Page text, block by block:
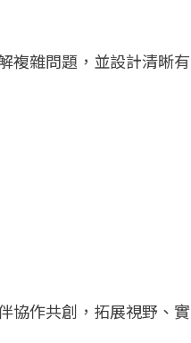
複雜問題，並設計清晰有
協作共創，拓展視野、實